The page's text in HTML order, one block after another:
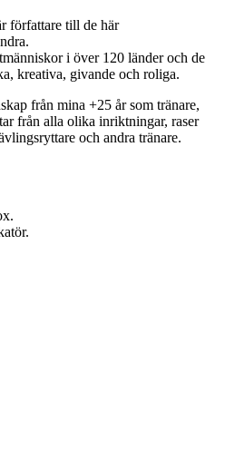
författare till de här
i över 120 länder och de
kreativa, givande och roliga.
från mina +25 år som tränare,
från alla olika inriktningar, raser
och andra tränare.